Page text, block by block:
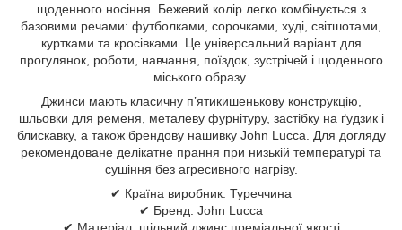
щоденного носіння. Бежевий колір легко комбінується з
базовими речами: футболками, сорочками, худі, світшотами,
куртками та кросівками. Це універсальний варіант для
прогулянок, роботи, навчання, поїздок, зустрічей і щоденного
міського образу.
Джинси мають класичну п’ятикишенькову конструкцію,
шльовки для ременя, металеву фурнітуру, застібку на ґудзик і
блискавку, а також брендову нашивку John Lucca. Для догляду
рекомендоване делікатне прання при низькій температурі та
сушіння без агресивного нагріву.
✔ Країна виробник: Туреччина
✔ Бренд: John Lucca
✔ Матеріал: щільний джинс преміальної якості